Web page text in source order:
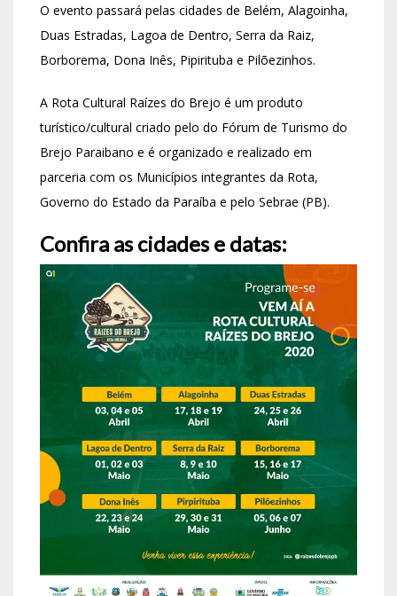
O evento passará pelas cidades de Belém, Alagoinha,
Duas Estradas, Lagoa de Dentro, Serra da Raiz,
Borborema, Dona Inês, Pipirituba e Pilõezinhos.
A Rota Cultural Raízes do Brejo é um produto
turístico/cultural criado pelo do Fórum de Turismo do
Brejo Paraibano e é organizado e realizado em
parceria com os Municípios integrantes da Rota,
Governo do Estado da Paraíba e pelo Sebrae (PB).
Confira as cidades e datas: